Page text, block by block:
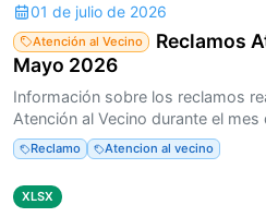
01 de julio de 2026
Atención al Vecino
Reclamos
Mayo 2026
Información sobre los reclamos
Atención al Vecino durante el
Reclamo Atencion al vecino
XLSX